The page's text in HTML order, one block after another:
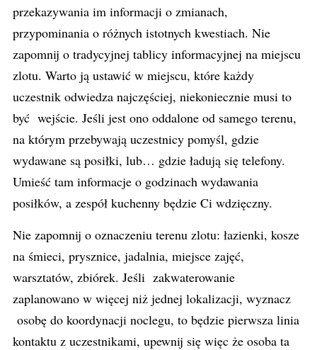
przekazywania im informacji o zmianach,
przypominania o różnych istotnych kwestiach. Nie
zapomnij o tradycyjnej tablicy informacyjnej na miejscu
zlotu. Warto ją ustawić w miejscu, które każdy
uczestnik odwiedza najczęściej, niekoniecznie musi to
być wejście. Jeśli jest ono oddalone od samego terenu,
na którym przebywają uczestnicy pomyśl, gdzie
wydawane są posiłki, lub… gdzie ładują się telefony.
Umieść tam informacje o godzinach wydawania
posiłków, a zespół kuchenny będzie Ci wdzięczny.
Nie zapomnij o oznaczeniu terenu zlotu: łazienki, kosze
na śmieci, prysznice, jadalnia, miejsce zajęć,
warsztatów, zbiórek. Jeśli zakwaterowanie
zaplanowano w więcej niż jednej lokalizacji, wyznacz
osobę do koordynacji noclegu, to będzie pierwsza linia
kontaktu z uczestnikami, upewnij się więc że osoba ta